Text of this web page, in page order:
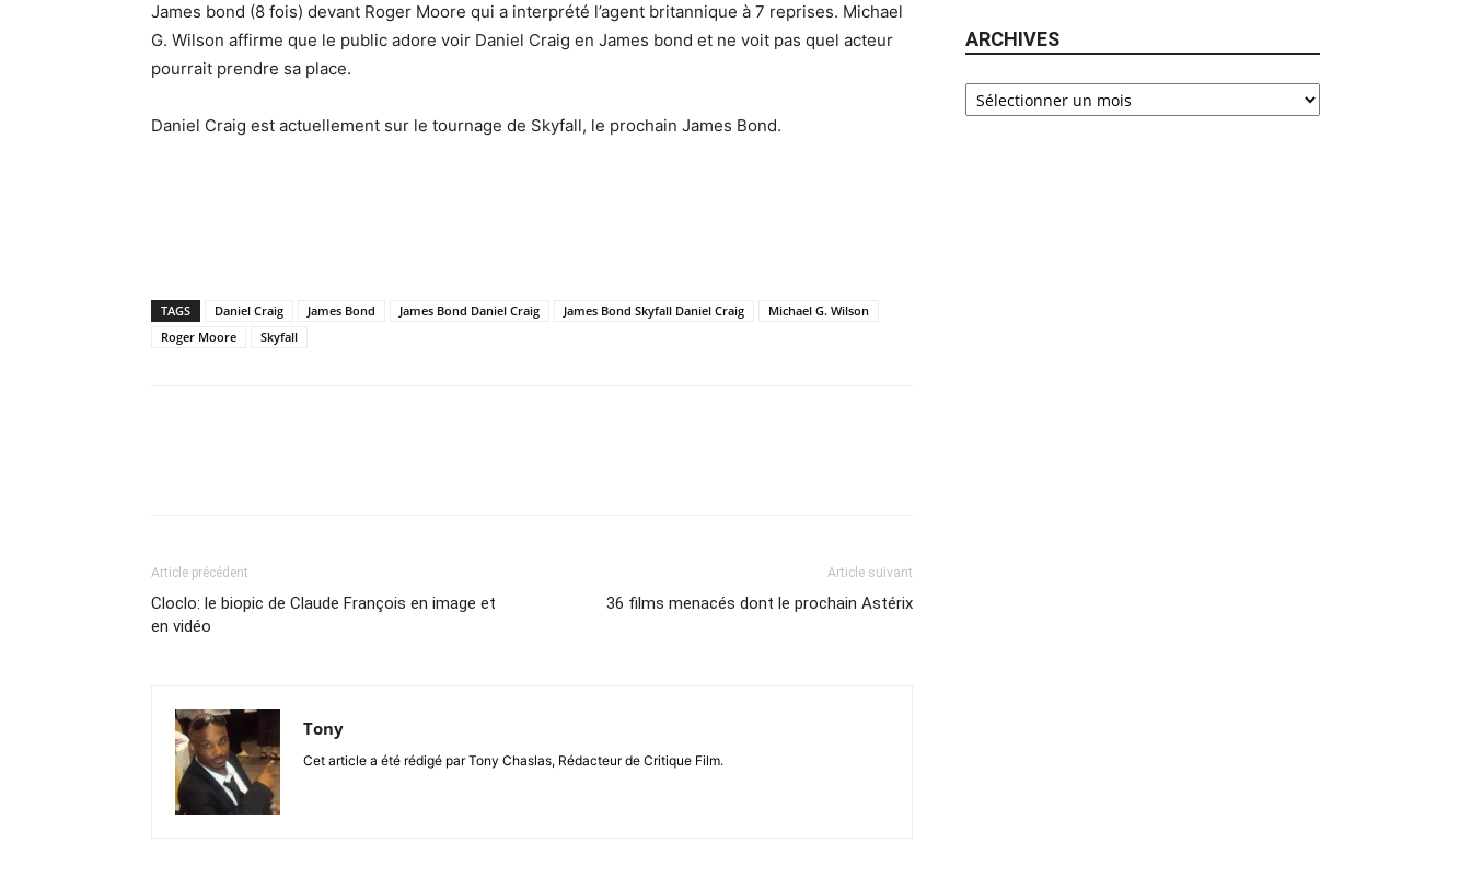
James bond (8 fois) devant Roger Moore qui a interprété l’agent britannique à 7 reprises. Michael
G. Wilson affirme que le public adore voir Daniel Craig en James bond et ne voit pas quel acteur
pourrait prendre sa place.
Daniel Craig est actuellement sur le tournage de Skyfall, le prochain James Bond.
TAGS Daniel Craig James Bond James Bond Daniel Craig James Bond Skyfall Daniel Craig
Michael G. Wilson
Roger Moore
Skyfall
Article précédent
Cloclo: le biopic de Claude François en image et
en vidéo
Article suivant
36 films menacés dont le prochain Astérix
Tony
Cet article a été rédigé par Tony Chaslas, Rédacteur de Critique Film.
ARCHIVES
Archives